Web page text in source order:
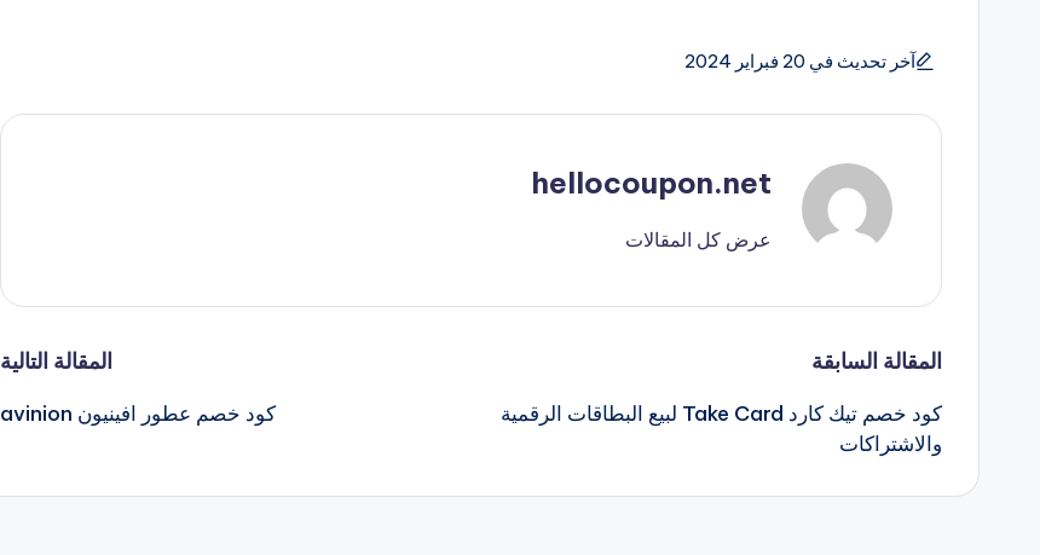
آخر تحديث في 20 فبراير 2024
hellocoupon.net
عرض كل المقالات
تصفّح
المقالات
المقالة السابقة
كود خصم تيك كارد Take Card لبيع البطاقات الرقمية
والاشتراكات
المقالة التالية
كود خصم عطور افينيون avinion